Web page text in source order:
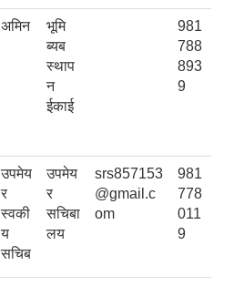
अमिन
भूमि
ब्यब
स्थाप
न
ईकाई
981
788
893
9
उपमेय
र
स्वकी
य
सचिब
उपमेय
र
सचिबा
लय
srs857153
@gmail.c
om
981
778
011
9